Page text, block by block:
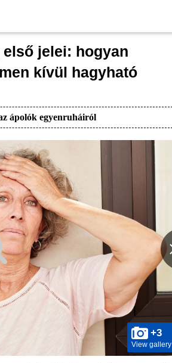
jelei: hogyan
kívül hagyható
ápolók egyenruháiról
+3
View gallery